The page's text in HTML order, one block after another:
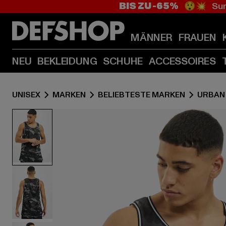
BIS ZU -65% 😲💥
MÄNNER FRAUEN
NEU BEKLEIDUNG SCHUHE ACCESSOIRES
UNISEX MARKEN BELIEBTESTE MARKEN